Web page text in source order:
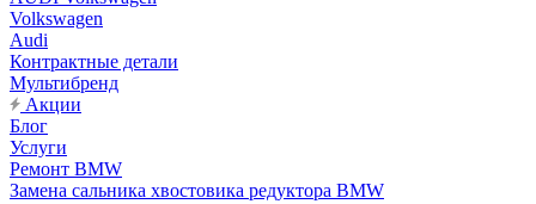
Volkswagen
Audi
Контрактные детали
Мультибренд
Акции
Блог
Услуги
Ремонт BMW
Замена сальника хвостовика редуктора BMW